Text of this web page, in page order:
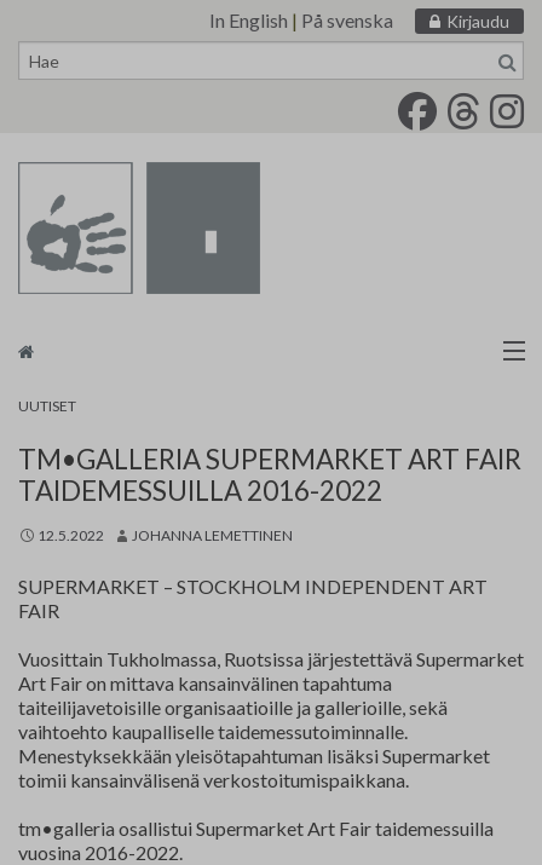
In English | På svenska Kirjaudu
sisältöön
Taidemaalariliitto
Näyttelytoiminta
Jäsenluettelo
Jäsensivu
UUTISET
TM•GALLERIA SUPERMARKET ART FAIR
TAIDEMESSUILLA 2016-2022
12.5.2022 JOHANNA LEMETTINEN
SUPERMARKET – STOCKHOLM INDEPENDENT ART
FAIR
Vuosittain Tukholmassa, Ruotsissa järjestettävä Supermarket
Art Fair on mittava kansainvälinen tapahtuma
taiteilijavetoisille organisaatioille ja gallerioille, sekä
vaihtoehto kaupalliselle taidemessutoiminnalle.
Menestyksekkään yleisötapahtuman lisäksi Supermarket
toimii kansainvälisenä verkostoitumispaikkana.
tm•galleria osallistui Supermarket Art Fair taidemessuilla
vuosina 2016-2022.